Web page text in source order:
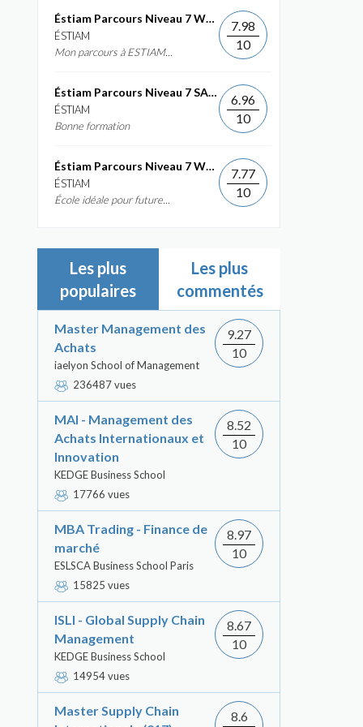
Éstiam Parcours Niveau 7 Web &...
ÉSTIAM
Mon parcours à ESTIAM...
7.98
10
Éstiam Parcours Niveau 7 SAP ERP...
ÉSTIAM
Bonne formation
6.96
10
Éstiam Parcours Niveau 7 Web &...
ÉSTIAM
École idéale pour future...
7.77
10
Les plus
populaires
Les plus
commentés
Master Management des
Achats
iaelyon School of Management
236487 vues
9.27
10
MAI - Management des
Achats Internationaux et
Innovation
KEDGE Business School
17766 vues
8.52
10
MBA Trading - Finance de
marché
ESLSCA Business School Paris
15825 vues
8.97
10
ISLI - Global Supply Chain
Management
KEDGE Business School
14954 vues
8.67
10
Master Supply Chain
8.6